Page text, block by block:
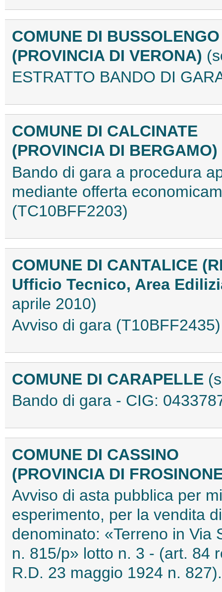
COMUNE DI BUSSOLENGO
(PROVINCIA DI VERONA)
ESTRATTO BANDO DI
COMUNE DI CALCINATE
(PROVINCIA DI BERGAMO)
Bando di gara a procedura
mediante offerta
(TC10BFF2203)
COMUNE DI CANTALICE
Ufficio Tecnico, Area
aprile 2010)
Avviso di gara (T10BFF2435)
COMUNE DI CARAPELLE
Bando di gara - CIG:
COMUNE DI CASSINO
(PROVINCIA DI
Avviso di asta pubblica per
esperimento, per la vendita
denominato: «Terreno in Via
n. 815/p» lotto n. 3 - (art. 84
R.D. 23 maggio 1924 n.